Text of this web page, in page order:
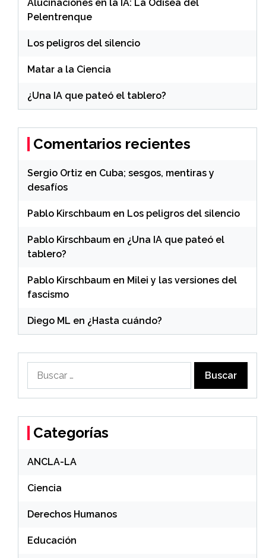
Alucinaciones en la IA: La Odisea del
Pelentrenque
Los peligros del silencio
Matar a la Ciencia
¿Una IA que pateó el tablero?
Comentarios recientes
Sergio Ortiz en Cuba; sesgos, mentiras y
desafíos
Pablo Kirschbaum en Los peligros del silencio
Pablo Kirschbaum en ¿Una IA que pateó el
tablero?
Pablo Kirschbaum en Milei y las versiones del
fascismo
Diego ML en ¿Hasta cuándo?
Categorías
ANCLA-LA
Ciencia
Derechos Humanos
Educación